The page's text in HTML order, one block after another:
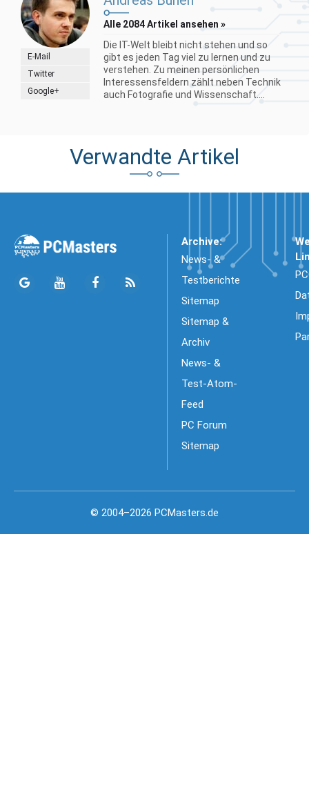
E-Mail
Twitter
Google+
Alle 2084 Artikel ansehen »
Die IT-Welt bleibt nicht stehen und so
gibt es jeden Tag viel zu lernen und zu
verstehen. Zu meinen persönlichen
Interessensfeldern zählt neben Technik
auch Fotografie und Wissenschaft....
Verwandte Artikel
Archive:
News- &
Testberichte
Sitemap
Sitemap &
Archiv
News- &
Test-Atom-
Feed
PC Forum
Sitemap
© 2004–2026 PCMasters.de